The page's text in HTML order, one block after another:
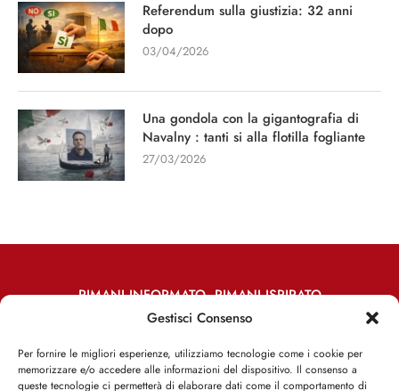
Gestisci Consenso
Per fornire le migliori esperienze, utilizziamo tecnologie come i cookie per
memorizzare e/o accedere alle informazioni del dispositivo. Il consenso a
queste tecnologie ci permetterà di elaborare dati come il comportamento di
Referendum sulla giustizia: 32 anni
dopo
03/04/2026
Una gondola con la gigantografia di
Navalny : tanti si alla flotilla fogliante
27/03/2026
RIMANI INFORMATO, RIMANI ISPIRATO
Iscriviti alla Newsletter
ISCRIVITI ADESSO